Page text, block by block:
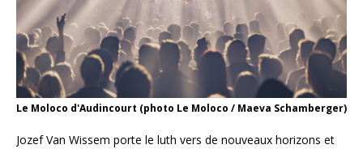
Le Moloco d'Audincourt (photo Le Moloco / Maeva Schamberger)
Jozef Van Wissem porte le luth vers de nouveaux horizons et